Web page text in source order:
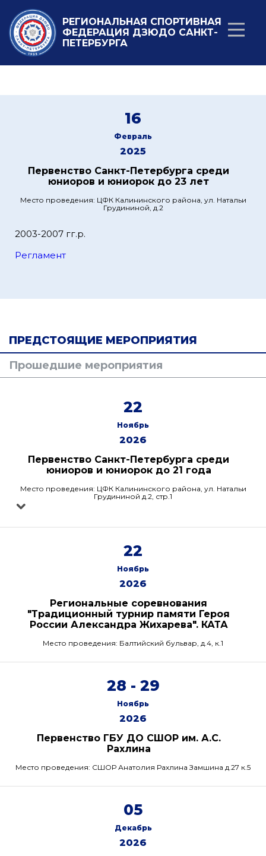
РЕГИОНАЛЬНАЯ СПОРТИВНАЯ
ФЕДЕРАЦИЯ ДЗЮДО САНКТ-
ПЕТЕРБУРГА
16
Февраль
2025
Первенство Санкт-Петербурга среди
юниоров и юниорок до 23 лет
Место проведения: ЦФК Калининского района, ул. Натальи
Грудининой, д.2
2003-2007 гг.р.
Регламент
ПРЕДСТОЯЩИЕ МЕРОПРИЯТИЯ
Прошедшие мероприятия
22
Ноябрь
2026
Первенство Санкт-Петербурга среди
юниоров и юниорок до 21 года
Место проведения: ЦФК Калининского района, ул. Натальи
Грудининой д.2, стр.1
22
Ноябрь
2026
Региональные соревнования
"Традиционный турнир памяти Героя
России Александра Жихарева". КАТА
Место проведения: Балтийский бульвар, д.4, к.1
28 - 29
Ноябрь
2026
Первенство ГБУ ДО СШОР им. А.С.
Рахлина
Место проведения: СШОР Анатолия Рахлина Замшина д.27 к.5
05
Декабрь
2026